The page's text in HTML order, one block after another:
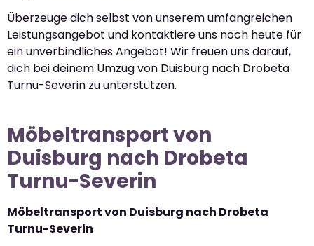
Überzeuge dich selbst von unserem umfangreichen
Leistungsangebot und kontaktiere uns noch heute für
ein unverbindliches Angebot! Wir freuen uns darauf,
dich bei deinem Umzug von Duisburg nach Drobeta
Turnu-Severin zu unterstützen.
Möbeltransport von
Duisburg nach Drobeta
Turnu-Severin
Möbeltransport von Duisburg nach Drobeta
Turnu-Severin